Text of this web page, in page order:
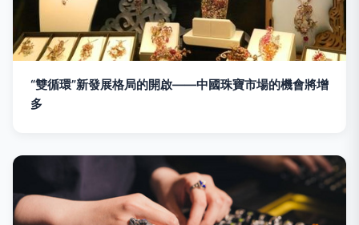
“雙循環”新發展格局的開啟——中國珠寶市場的機會將增
多